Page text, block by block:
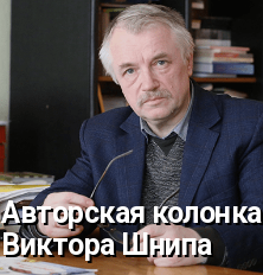
Авторская колонка
Виктора Шнипа